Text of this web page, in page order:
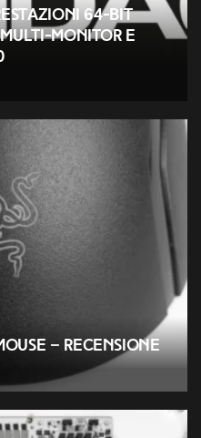
64-bit
monitor e
– Recensione